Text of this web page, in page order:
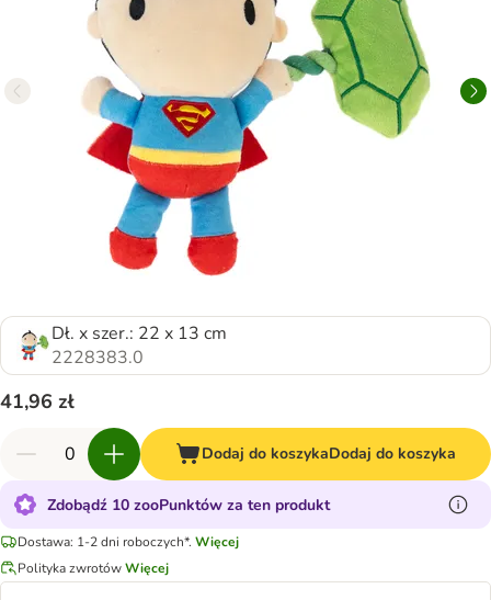
Dł. x szer.: 22 x 13 cm
2228383.0
41,96 zł
Dodaj do koszykaDodaj do koszyka
Zdobądź 10 zooPunktów za ten produkt
Dostawa: 1-2 dni roboczych*. Więcej
Polityka zwrotówWięcej